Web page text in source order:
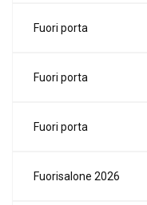
Fuori porta
Fuori porta
Fuori porta
Fuorisalone 2026